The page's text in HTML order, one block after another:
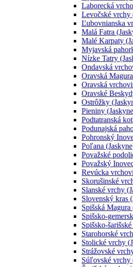
Laborecká
Levočské vrchy
Ľubovnianska
Malá Fatra
Malé Karpaty
Myjavská
Nízke Tatry
Ondavská
Oravská
Oravská
Oravské
Ostrôžky
Pieniny
Podtatranská
Podunajská
Pohronský
Poľana
Považské
Považský
Revúcka
Skorušinské
Slanské vrchy
Slovenský kras
Spišská Magura
Spišsko-
Spišsko-
Starohorské
Stolické vrchy
Strážovské
Súľovské vrchy